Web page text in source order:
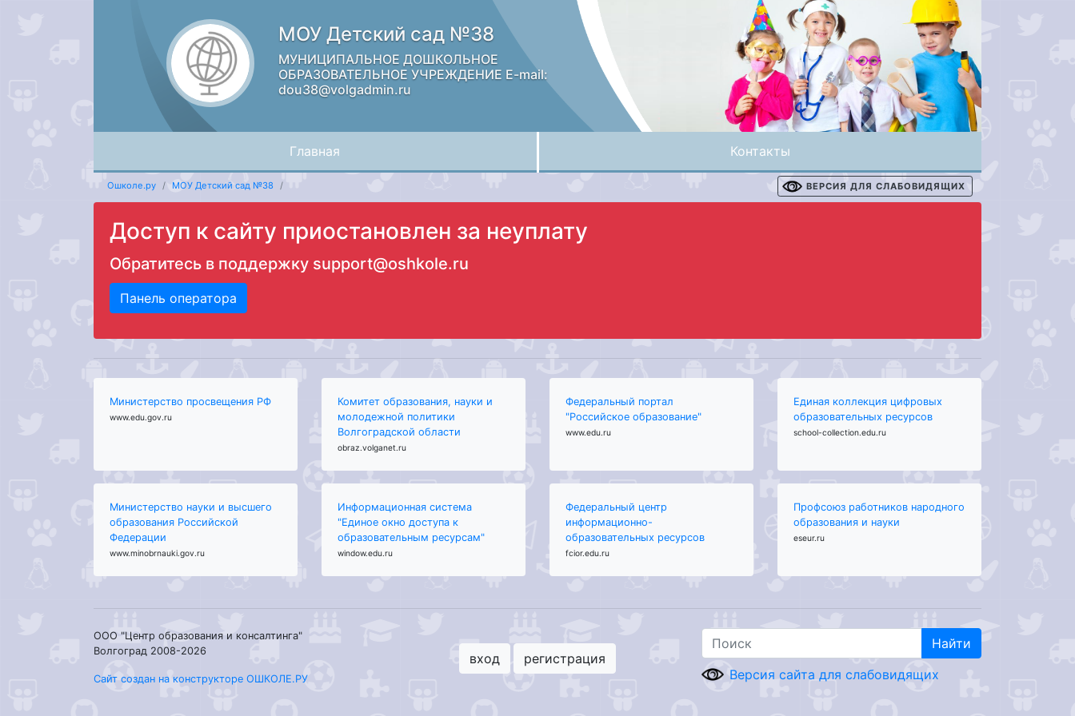
МОУ Детский сад №38
МУНИЦИПАЛЬНОЕ ДОШКОЛЬНОЕ
ОБРАЗОВАТЕЛЬНОЕ УЧРЕЖДЕНИЕ E-mail:
dou38@volgadmin.ru
Главная Контакты
Ошколе.ру МОУ Детский сад №38 ВЕРСИЯ ДЛЯ СЛАБОВИДЯЩИХ
Доступ к сайту приостановлен за неуплату
Обратитесь в поддержку support@oshkole.ru
Панель оператора
Министерство просвещения РФ
www.edu.gov.ru
Комитет образования, науки и
молодежной политики
Волгоградской области
obraz.volganet.ru
Федеральный портал
"Российское образование"
www.edu.ru
Единая коллекция цифровых
образовательных ресурсов
school-collection.edu.ru
Министерство науки и высшего
образования Российской
Федерации
www.minobrnauki.gov.ru
Информационная система
"Единое окно доступа к
образовательным ресурсам"
window.edu.ru
Федеральный центр
информационно-
образовательных ресурсов
fcior.edu.ru
Профсоюз работников народного
образования и науки
eseur.ru
ООО "Центр образования и консалтинга"
Волгоград 2008-2026
Сайт создан на конструкторе ОШКОЛЕ.РУ
вход регистрация
Найти
Версия сайта для слабовидящих